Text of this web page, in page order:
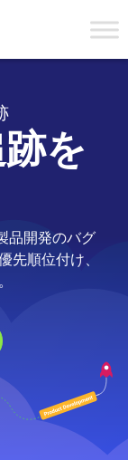
を
品開発のバグ
先順位付け、